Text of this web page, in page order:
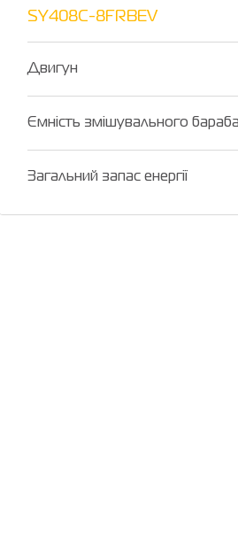
SY408C-8FRBEV
Двигун
Ємність змішувального
Загальний запас енергії